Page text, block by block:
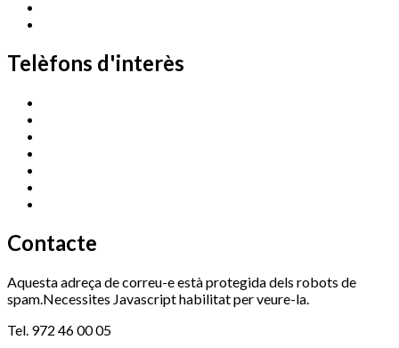
Telèfons d'interès
Contacte
Aquesta adreça de correu-e està protegida dels robots de
spam.Necessites Javascript habilitat per veure-la.
Tel. 972 46 00 05